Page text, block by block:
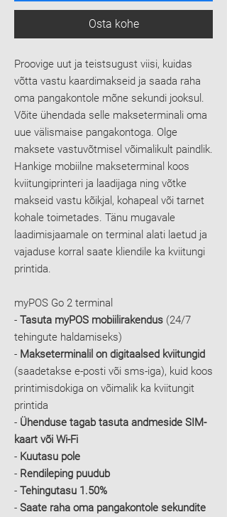
Osta kohe
Proovige uut ja teistsugust viisi, kuidas
võtta vastu kaardimakseid ja saada raha
oma pangakontole mõne sekundi jooksul.
Võite ühendada selle makseterminali oma
uue välismaise pangakontoga. Olge
maksete vastuvõtmisel võimalikult paindlik.
Hankige mobiilne makseterminal koos
kviitungiprinteri ja laadijaga ning võtke
makseid vastu kõikjal, kohapeal või tarnet
kohale toimetades. Tänu mugavale
laadimisjaamale on terminal alati laetud ja
vajaduse korral saate kliendile ka kviitungi
printida.
myPOS Go 2 terminal
- Tasuta myPOS mobiilirakendus (24/7
tehingute haldamiseks)
- Makseterminalil on digitaalsed kviitungid
(saadetakse e-posti või sms-iga), kuid koos
printimisdokiga on võimalik ka kviitungit
printida
- Ühenduse tagab tasuta andmeside SIM-
kaart või Wi-Fi
- Kuutasu pole
- Rendileping puudub
- Tehingutasu 1.50%
- Saate raha oma pangakontole sekundite